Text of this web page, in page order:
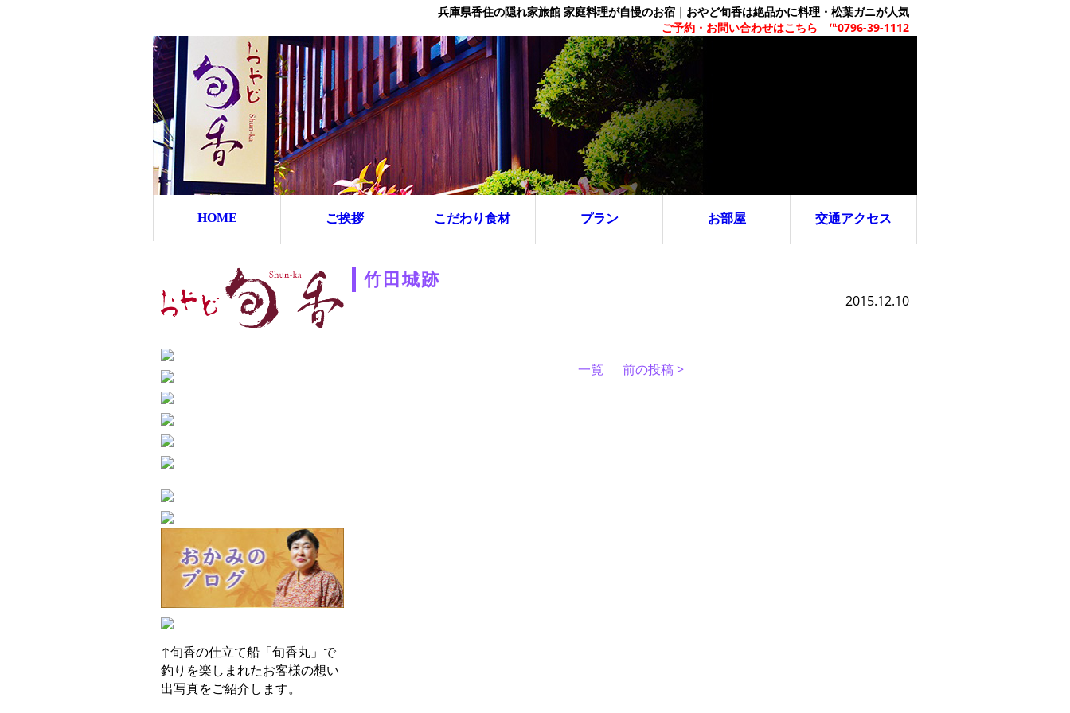
兵庫県香住の隠れ家旅館 家庭料理が自慢のお宿｜おやど旬香は絶品かに料理・松葉ガニが人気
ご予約・お問い合わせはこちら ℡0796-39-1112
HOME ご挨拶 こだわり食材 プラン お部屋 交通アクセス
竹田城跡
2015.12.10
一覧 前の投稿 >
↑旬香の仕立て船「旬香丸」で
釣りを楽しまれたお客様の想い
出写真をご紹介します。